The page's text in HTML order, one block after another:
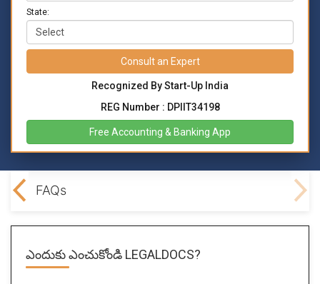
State:
Consult an Expert
Recognized By Start-Up India
REG Number : DPIIT34198
Free Accounting & Banking App
PT FAQs
ఎందుకు ఎంచుకోండి LEGALDOCS?